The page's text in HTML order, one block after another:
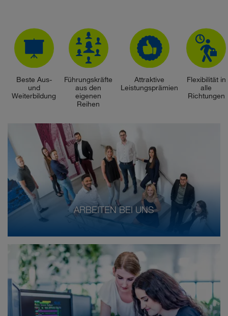
Beste Aus-
und
Weiterbildung
Führungskräfte
aus den
eigenen
Reihen
Attraktive
Leistungsprämien
Flexibilität in
alle
Richtungen
ARBEITEN BEI UNS